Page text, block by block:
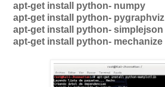
apt-get install python- numpy
apt-get install python- pygraphviz
apt-get install python- simplejson
apt-get install python- mechanize